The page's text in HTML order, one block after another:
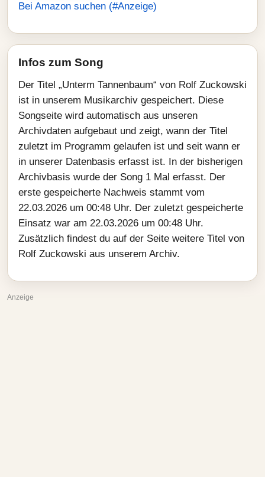
Bei Amazon suchen (#Anzeige)
Infos zum Song
Der Titel „Unterm Tannenbaum“ von Rolf Zuckowski
ist in unserem Musikarchiv gespeichert. Diese
Songseite wird automatisch aus unseren
Archivdaten aufgebaut und zeigt, wann der Titel
zuletzt im Programm gelaufen ist und seit wann er
in unserer Datenbasis erfasst ist. In der bisherigen
Archivbasis wurde der Song 1 Mal erfasst. Der
erste gespeicherte Nachweis stammt vom
22.03.2026 um 00:48 Uhr. Der zuletzt gespeicherte
Einsatz war am 22.03.2026 um 00:48 Uhr.
Zusätzlich findest du auf der Seite weitere Titel von
Rolf Zuckowski aus unserem Archiv.
Anzeige